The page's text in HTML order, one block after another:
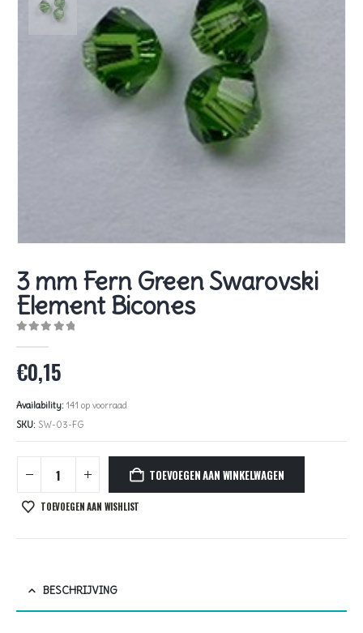
3 mm Fern Green Swarovski
Element Bicones
€0,15
Availability: 141 op voorraad
SKU: SW-03-FG
TOEVOEGEN AAN WINKELWAGEN
TOEVOEGEN AAN WISHLIST
BESCHRIJVING